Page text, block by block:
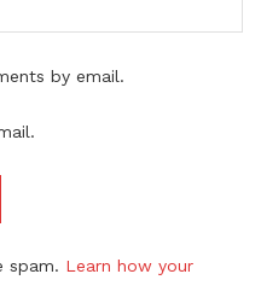
by email.
spam. Learn how your